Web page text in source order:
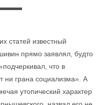
статей известный
прямо заявлял, будто
что в
ни грана социализма». А
утопический характер